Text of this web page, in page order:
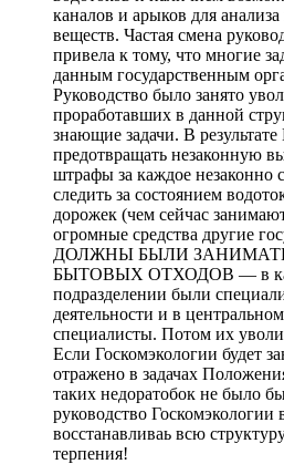
каналов и арыков для
веществ. Частая смена
привела к тому, что многие
данным государственным
Руководство было занято
проработавших в данной
знающие задачи. В
предотвращать незаконную
штрафы за каждое незаконно
следить за состоянием
дорожек (чем сейчас
огромные средства другие
ДОЛЖНЫ БЫЛИ
БЫТОВЫХ ОТХОДОВ — в
подразделении были
деятельности и в
специалисты. Потом их
Если Госкомэкологии будет
отражено в задачах
таких недоратобок не было
руководство
восстанавливаь всю
терпения!